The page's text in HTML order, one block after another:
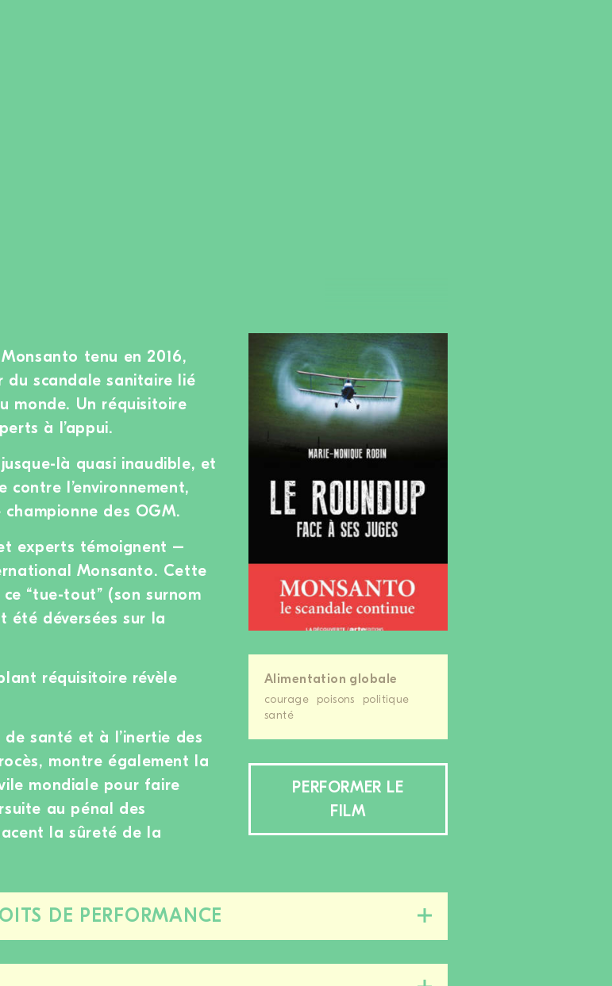
Alimentation globale
courage poisons
politique
santé
PERFORMER LE
FILM
tenu en 2016,
du scandale sanitaire lié
monde. Un réquisitoire
à l’appui.
jusque-là quasi inaudible, et
contre l’environnement,
des OGM.
experts témoignent –
Monsanto. Cette
“tue-tout” (son surnom
été déversées sur la
réquisitoire révèle
de santé et à l’inertie des
montre également la
mondiale pour faire
au pénal des
la sûreté de la
DE PERFORMANCE
Fermer/ouvrir
cette
section